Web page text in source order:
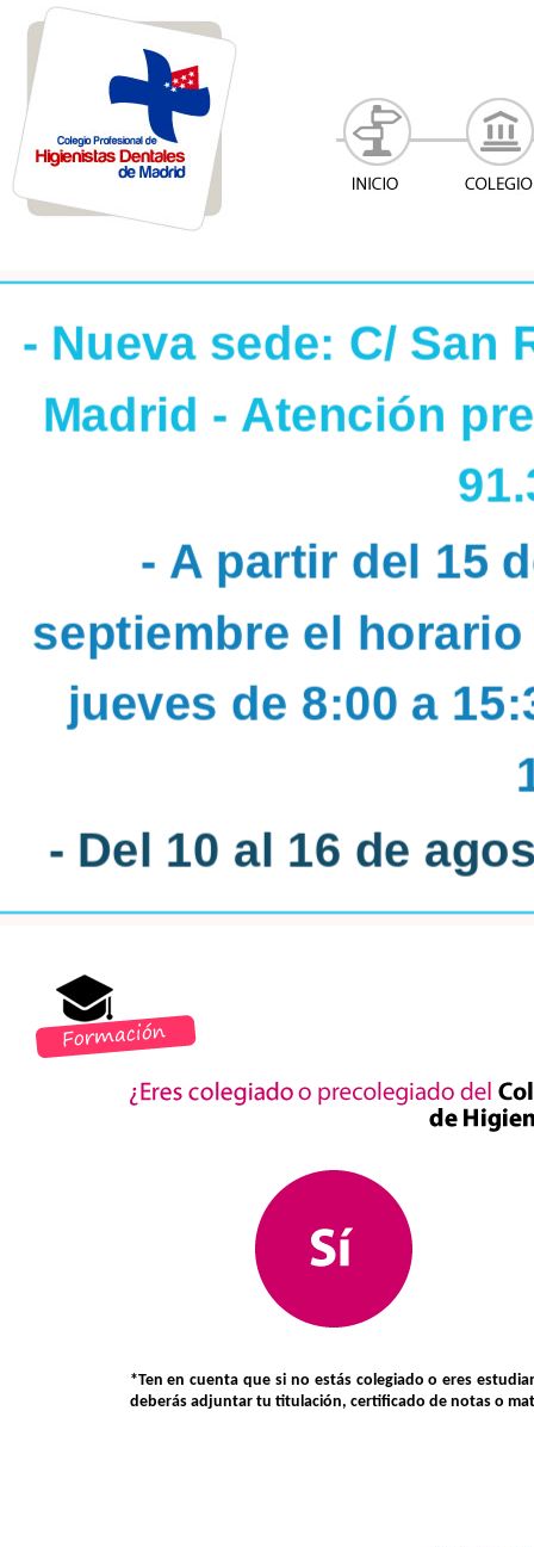
- Nueva sede: C/ San
Madrid - Atención
- A partir del 15
septiembre el
jueves de 8:00 a
- Del 10 al 16 de
*Ten en cuenta que si no estás colegiado o eres
deberás adjuntar tu titulación, certificado de notas o